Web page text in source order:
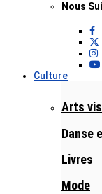
Nous
Culture
Arts
Danse
Livres
Mode